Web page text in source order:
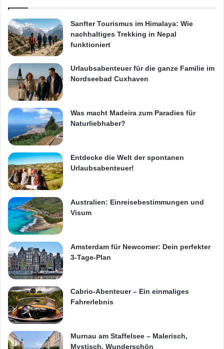
Sanfter Tourismus im Himalaya: Wie
nachhaltiges Trekking in Nepal
funktioniert
Urlaubsabenteuer für die ganze Familie im
Nordseebad Cuxhaven
Was macht Madeira zum Paradies für
Naturliebhaber?
Entdecke die Welt der spontanen
Urlaubsabenteuer!
Australien: Einreisebestimmungen und
Visum
Amsterdam für Newcomer: Dein perfekter
3-Tage-Plan
Cabrio-Abenteuer – Ein einmaliges
Fahrerlebnis
Murnau am Staffelsee – Malerisch,
Mystisch, Wunderschön